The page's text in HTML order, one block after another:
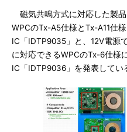
磁気共鳴方式に対応した製品
WPCのTx-A5仕様とTx-A11仕
IC「IDTP9035」と、12V電源
に対応できるWPCのTx-6仕様
IC「IDTP9036」を発表してい